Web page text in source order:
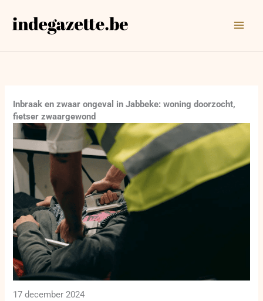
naar
Inbraak en zwaar ongeval in Jabbeke: woning doorzocht,
fietser zwaargewond
17 december 2024